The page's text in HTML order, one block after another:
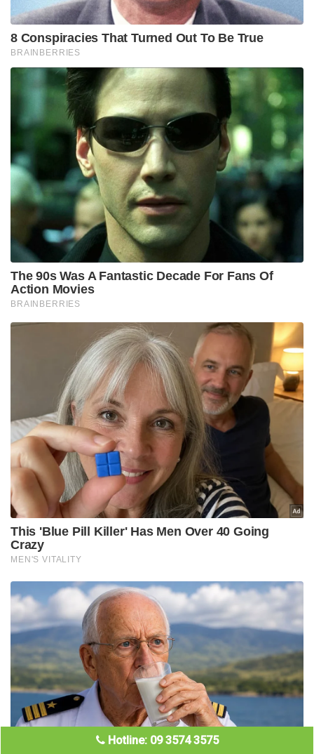
Hotline: 09 3574 3575